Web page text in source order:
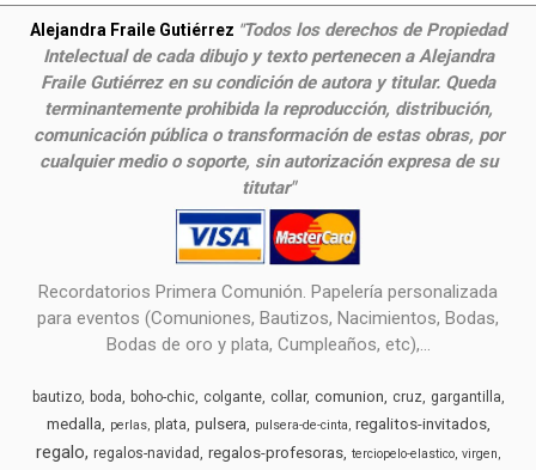
Alejandra Fraile Gutiérrez "Todos los derechos de Propiedad
Intelectual de cada dibujo y texto pertenecen a Alejandra
Fraile Gutiérrez en su condición de autora y titular. Queda
terminantemente prohibida la reproducción, distribución,
comunicación pública o transformación de estas obras, por
cualquier medio o soporte, sin autorización expresa de su
titutar"
Recordatorios Primera Comunión. Papelería personalizada
para eventos (Comuniones, Bautizos, Nacimientos, Bodas,
Bodas de oro y plata, Cumpleaños, etc),...
bautizo boda boho-chic colgante collar comunion cruz gargantilla
medalla perlas plata pulsera pulsera-de-cinta regalitos-invitados
regalo regalos-navidad regalos-profesoras terciopelo-elastico virgen